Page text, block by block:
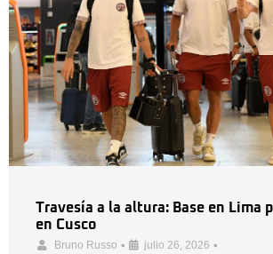
Travesía a la altura: Base en Lima
en Cusco
Bruno Russo • julio 26, 2026 •